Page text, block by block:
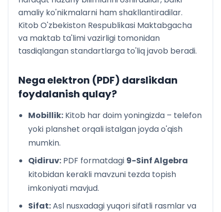
amaliy ko'nikmalarni ham shakllantiradilar.
Kitob O'zbekiston Respublikasi Maktabgacha
va maktab ta'limi vazirligi tomonidan
tasdiqlangan standartlarga to'liq javob beradi.
Nega elektron (PDF) darslikdan
foydalanish qulay?
Mobillik: Kitob har doim yoningizda – telefon
yoki planshet orqali istalgan joyda o'qish
mumkin.
Qidiruv: PDF formatdagi 9-Sinf Algebra
kitobidan kerakli mavzuni tezda topish
imkoniyati mavjud.
Sifat:Asl nusxadagi yuqori sifatli rasmlar va